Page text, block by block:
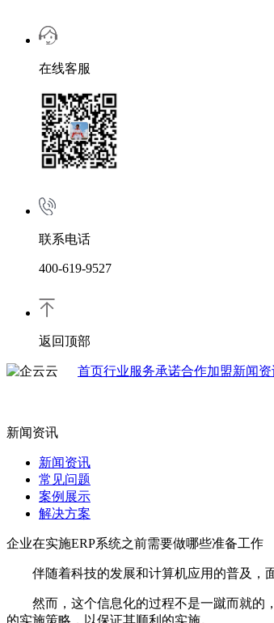
在线客服
联系电话
400-619-9527
返回顶部
首页行业服务承诺合作加盟新闻
新闻资讯
新闻资讯
常见问题
案例展示
解决方案
企业在实施ERP系统之前需要做哪些准备工作
伴随着科技的发展和计算机应用的普及，面
然而，这个信息化的过程不是一蹴而就的，
的实施策略，以保证其顺利的实施。